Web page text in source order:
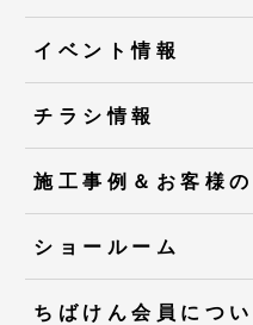
イベント情報
チラシ情報
施工事例＆お客様
ショールーム
ちばけん会員につい